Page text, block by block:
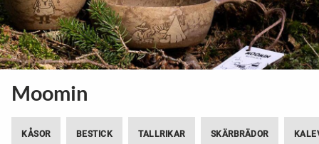
Moomin
KÅSOR BESTICK TALLRIKAR SKÄRBRÄDOR